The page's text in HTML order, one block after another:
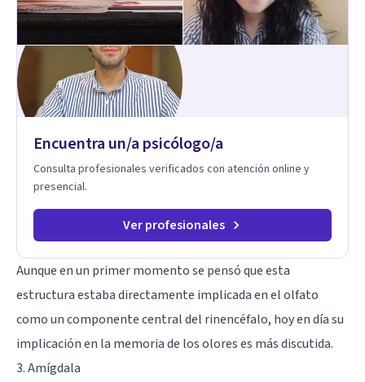
Encuentra un/a psicólogo/a
Consulta profesionales verificados con atención online y
presencial.
Ver profesionales
Aunque en un primer momento se pensó que esta
estructura estaba directamente implicada en el olfato
como un componente central del rinencéfalo, hoy en día su
implicación en la memoria de los olores es más discutida.
3. Amígdala